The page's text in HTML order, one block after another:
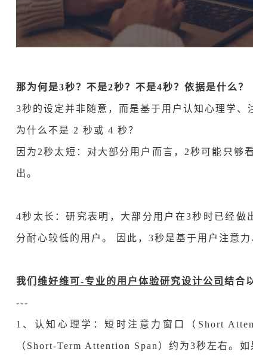
那为何是3秒？不是2秒？不是4秒？依据是什么？
3秒的设定并非随意，而是基于用户认知心理学、
为什么不是 2 秒或 4 秒？
因为2秒太短：对大部分用户而言，2秒可能只够
出。
4秒太长：研究表明，大部分用户在3秒时已经
分耐心较低的用户。 因此，3秒是基于用户注意
我们 维好维可-专业的用户体验研究设计公司 结合
---
1、认知心理学：短时注意力窗口（Short
（Short-Term Attention Span）约为3秒左右。